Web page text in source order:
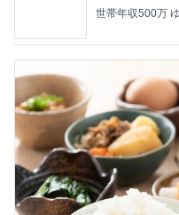
世帯年収500万